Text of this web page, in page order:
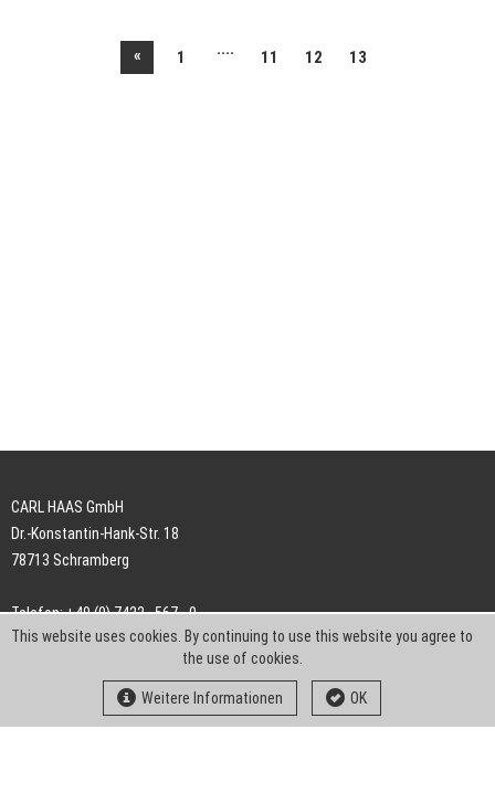
« 1 .... 11 12 13
CARL HAAS GmbH
Dr.-Konstantin-Hank-Str. 18
78713 Schramberg
Telefon: +49 (0) 7422 . 567 - 0
Telefax: +49 (0) 7422 . 567 - 239
info-ch@kern-liebers.com
This website uses cookies. By continuing to use this website you agree to
the use of cookies.
Weitere Informationen OK